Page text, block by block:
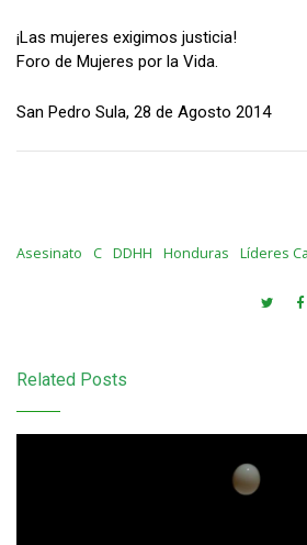
¡Las mujeres exigimos justicia!
Foro de Mujeres por la Vida.
San Pedro Sula, 28 de Agosto 2014
Asesinato C DDHH Honduras Líderes
Related Posts